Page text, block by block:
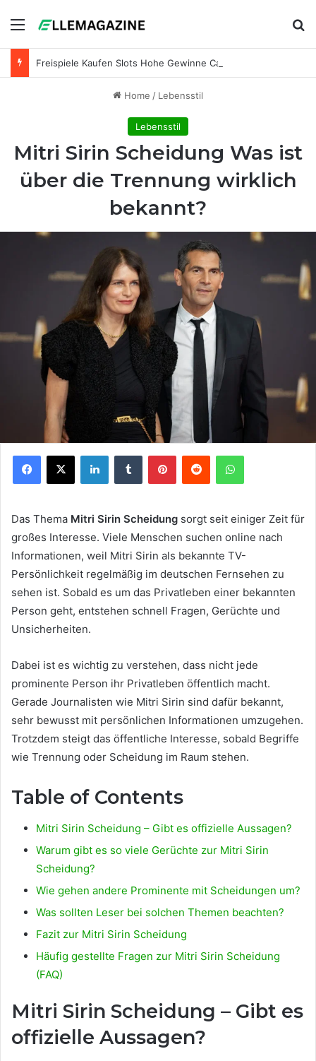
Menu
Freispiele Kaufen Slots Hohe Gewinne Casino
Home / Lebensstil
Lebensstil
Mitri Sirin Scheidung Was ist
über die Trennung wirklich
bekannt?
Facebook
X LinkedInTumblr PinterestReddit WhatsApp
Das Thema Mitri Sirin Scheidung sorgt seit einiger Zeit für
großes Interesse. Viele Menschen suchen online nach
Informationen, weil Mitri Sirin als bekannte TV-
Persönlichkeit regelmäßig im deutschen Fernsehen zu
sehen ist. Sobald es um das Privatleben einer bekannten
Person geht, entstehen schnell Fragen, Gerüchte und
Unsicherheiten.
Dabei ist es wichtig zu verstehen, dass nicht jede
prominente Person ihr Privatleben öffentlich macht.
Gerade Journalisten wie Mitri Sirin sind dafür bekannt,
sehr bewusst mit persönlichen Informationen umzugehen.
Trotzdem steigt das öffentliche Interesse, sobald Begriffe
wie Trennung oder Scheidung im Raum stehen.
Table of Contents
Mitri Sirin Scheidung – Gibt es offizielle Aussagen?
Warum gibt es so viele Gerüchte zur Mitri Sirin
Scheidung?
Wie gehen andere Prominente mit Scheidungen um?
Was sollten Leser bei solchen Themen beachten?
Fazit zur Mitri Sirin Scheidung
Häufig gestellte Fragen zur Mitri Sirin Scheidung
(FAQ)
Mitri Sirin Scheidung – Gibt es
offizielle Aussagen?